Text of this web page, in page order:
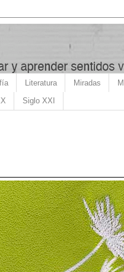
Literatura Miradas
Siglo XXI